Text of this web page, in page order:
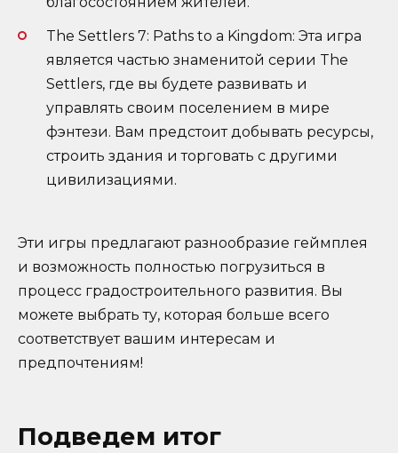
The Settlers 7: Paths to a Kingdom: Эта игра
является частью знаменитой серии The
Settlers, где вы будете развивать и
управлять своим поселением в мире
фэнтези. Вам предстоит добывать ресурсы,
строить здания и торговать с другими
цивилизациями.
Эти игры предлагают разнообразие геймплея
и возможность полностью погрузиться в
процесс градостроительного развития. Вы
можете выбрать ту, которая больше всего
соответствует вашим интересам и
предпочтениям!
Подведем итог